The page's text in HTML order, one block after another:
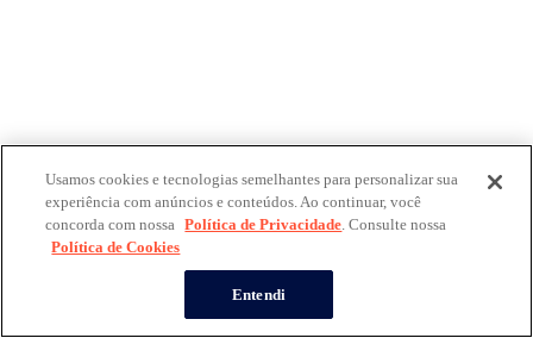
Usamos cookies e tecnologias semelhantes para personalizar sua
experiência com anúncios e conteúdos. Ao continuar, você
concorda com nossa Política de Privacidade. Consulte nossa
Política de Cookies
Entendi